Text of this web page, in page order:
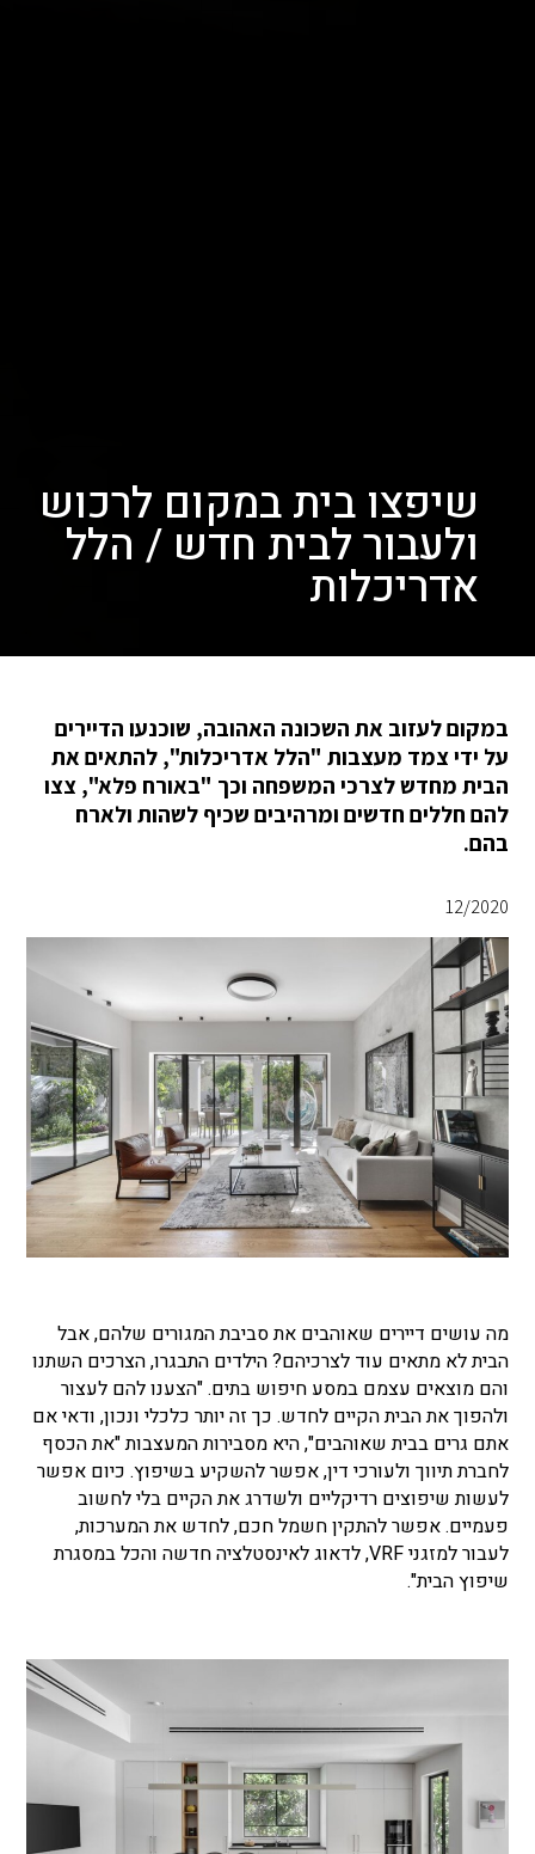
שיפצו בית במקום לרכוש
ולעבור לבית חדש / הלל
אדריכלות
במקום לעזוב את השכונה האהובה, שוכנעו הדיירים
על ידי צמד מעצבות "הלל אדריכלות", להתאים את
הבית מחדש לצרכי המשפחה וכך "באורח פלא", צצו
להם חללים חדשים ומרהיבים שכיף לשהות ולארח
בהם.
12/2020
מה עושים דיירים שאוהבים את סביבת המגורים שלהם, אבל
הבית לא מתאים עוד לצרכיהם? הילדים התבגרו, הצרכים השתנו
והם מוצאים עצמם במסע חיפוש בתים. "הצענו להם לעצור
ולהפוך את הבית הקיים לחדש. כך זה יותר כלכלי ונכון, ודאי אם
אתם גרים בבית שאוהבים", היא מסבירות המעצבות "את הכסף
לחברת תיווך ולעורכי דין, אפשר להשקיע בשיפוץ. כיום אפשר
לעשות שיפוצים רדיקליים ולשדרג את הקיים בלי לחשוב
פעמיים. אפשר להתקין חשמל חכם, לחדש את המערכות,
לעבור למזגני VRF, לדאוג לאינסטלציה חדשה והכל במסגרת
שיפוץ הבית".